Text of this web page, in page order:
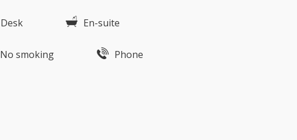
Desk En-suite
No smoking Phone